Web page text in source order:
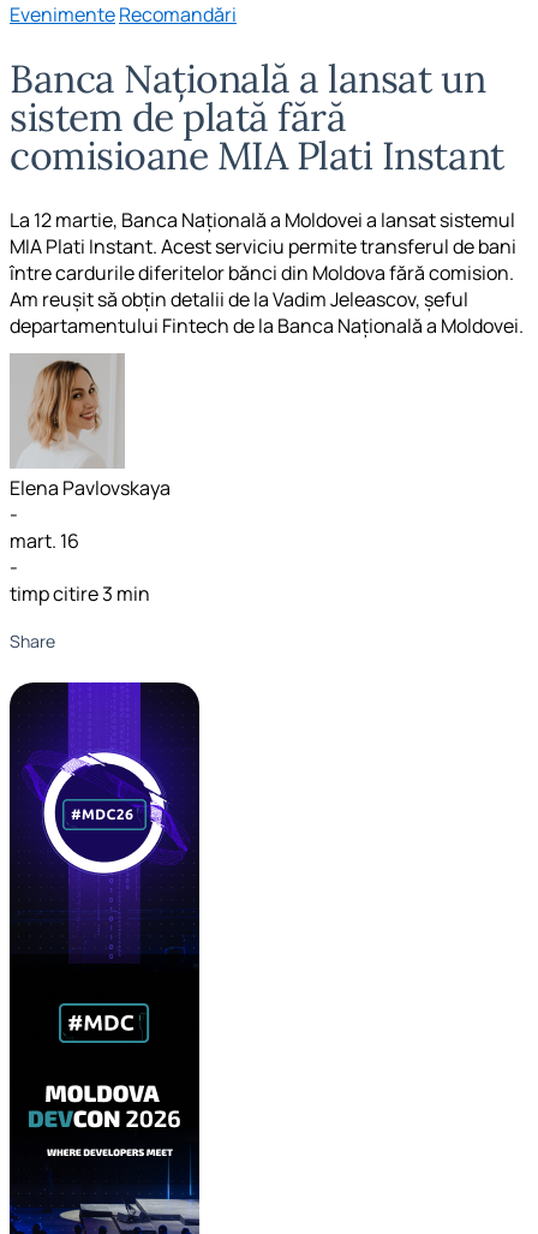
EvenimenteRecomandări
Banca Națională a lansat un
sistem de plată fără
comisioane MIA Plati Instant
La 12 martie, Banca Națională a Moldovei a lansat sistemul
MIA Plati Instant. Acest serviciu permite transferul de bani
între cardurile diferitelor bănci din Moldova fără comision.
Am reușit să obțin detalii de la Vadim Jeleascov, șeful
departamentului Fintech de la Banca Națională a Moldovei.
Elena Pavlovskaya
-
mart. 16
-
timp citire 3 min
Share